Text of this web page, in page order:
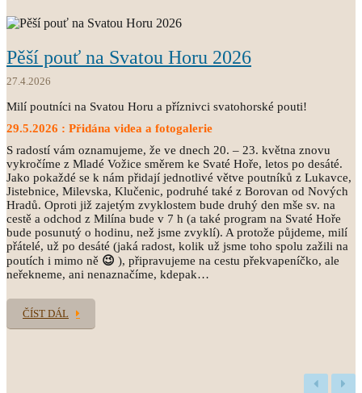
Pěší pouť na Svatou Horu 2026
27.4.2026
Milí poutníci na Svatou Horu a příznivci svatohorské pouti!
29.5.2026 : Přidána videa a fotogalerie
S radostí vám oznamujeme, že ve dnech 20. – 23. května znovu
vykročíme z Mladé Vožice směrem ke Svaté Hoře, letos po desáté.
Jako pokaždé se k nám přidají jednotlivé větve poutníků z Lukavce,
Jistebnice, Milevska, Klučenic, podruhé také z Borovan od Nových
Hradů. Oproti již zajetým zvyklostem bude druhý den mše sv. na
cestě a odchod z Milína bude v 7 h (a také program na Svaté Hoře
bude posunutý o hodinu, než jsme zvyklí). A protože půjdeme, milí
přátelé, už po desáté (jaká radost, kolik už jsme toho spolu zažili na
poutích i mimo ně 😉 ), připravujeme na cestu překvapeníčko, ale
neřekneme, ani nenaznačíme, kdepak…
ČÍST DÁL